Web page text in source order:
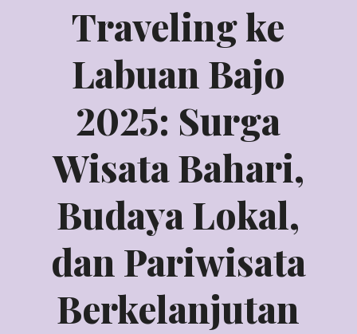
Traveling ke
Labuan Bajo
2025: Surga
Wisata Bahari,
Budaya Lokal,
dan Pariwisata
Berkelanjutan